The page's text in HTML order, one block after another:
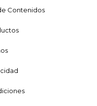
Contenidos